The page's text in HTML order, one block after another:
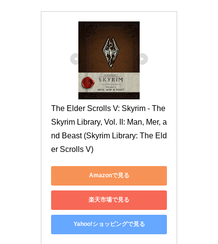
The Elder Scrolls V: Skyrim - The
Skyrim Library, Vol. II: Man, Mer, a
nd Beast (Skyrim Library: The Eld
er Scrolls V)
Amazonで見る
楽天市場で見る
Yahoo!ショッピングで見る